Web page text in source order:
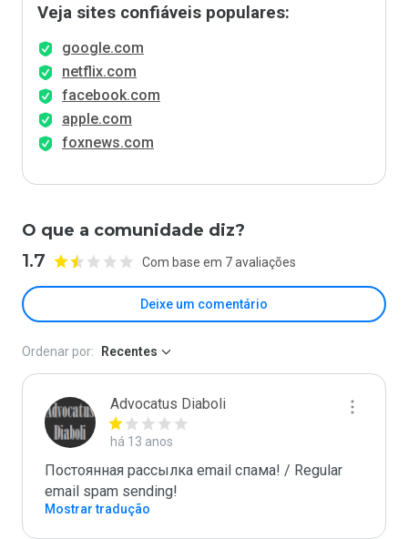
Veja sites confiáveis populares:
google.com
netflix.com
facebook.com
apple.com
foxnews.com
O que a comunidade diz?
1.7 Com base em 7 avaliações
Deixe um comentário
Ordenar por: Recentes
Advocatus Diaboli
há 13 anos
Постоянная рассылка email спама! / Regular
email spam sending!
Mostrar tradução